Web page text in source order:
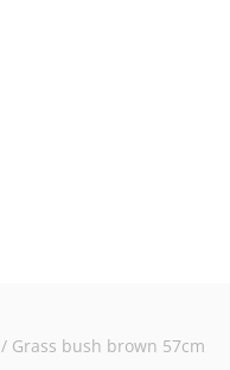
/ Grass bush brown 57cm